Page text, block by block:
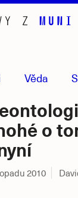
Věda
o
2010